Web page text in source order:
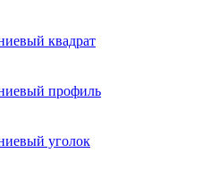
квадрат
профиль
уголок